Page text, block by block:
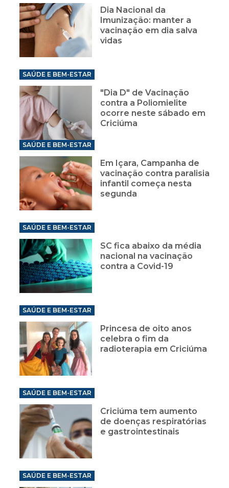
Dia Nacional da
Imunização: manter a
vacinação em dia salva
vidas
SAÚDE E BEM-ESTAR
"Dia D" de Vacinação
contra a Poliomielite
ocorre neste sábado em
Criciúma
SAÚDE E BEM-ESTAR
Em Içara, Campanha de
vacinação contra paralisia
infantil começa nesta
segunda
SAÚDE E BEM-ESTAR
SC fica abaixo da média
nacional na vacinação
contra a Covid-19
SAÚDE E BEM-ESTAR
Princesa de oito anos
celebra o fim da
radioterapia em Criciúma
SAÚDE E BEM-ESTAR
Criciúma tem aumento
de doenças respiratórias
e gastrointestinais
SAÚDE E BEM-ESTAR